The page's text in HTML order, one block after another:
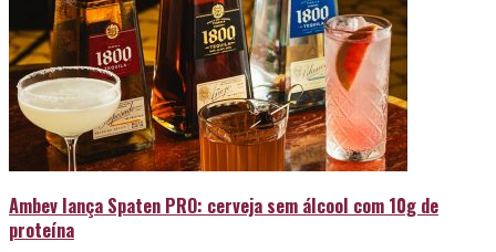
Ambev lança Spaten PRO: cerveja sem álcool com 10g de
proteína